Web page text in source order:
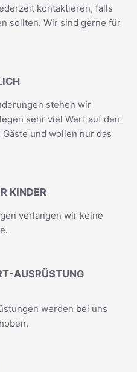
kontaktieren, falls
sollten. Wir sind gerne für
stehen wir
sehr viel Wert auf den
und wollen nur das
KINDER
verlangen wir keine
AUSRÜSTUNG
werden bei uns